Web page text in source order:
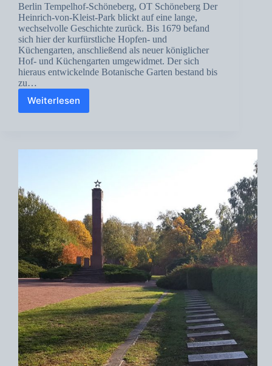
Berlin Tempelhof-Schöneberg, OT Schöneberg Der
Heinrich-von-Kleist-Park blickt auf eine lange,
wechselvolle Geschichte zurück. Bis 1679 befand
sich hier der kurfürstliche Hopfen- und
Küchengarten, anschließend als neuer königlicher
Hof- und Küchengarten umgewidmet. Der sich
hieraus entwickelnde Botanische Garten bestand bis
zu…
Weiterlesen
Heinrich-
von-